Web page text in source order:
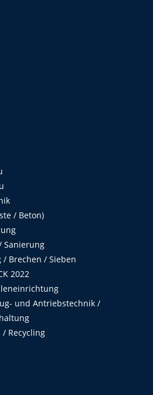
/ Beton)
Sanierung
Brechen / Sieben
2022
und Antriebstechnik /
Recycling